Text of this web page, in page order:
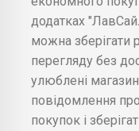
додатках
можна зберігати
перегляду без
улюблені
повідомлення
покупок і